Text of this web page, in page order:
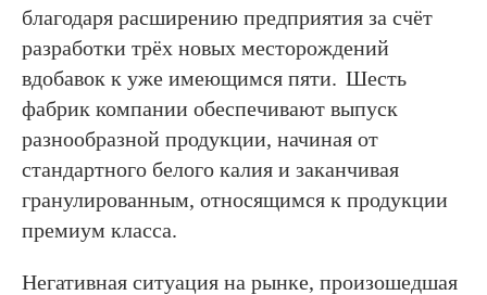
благодаря расширению предприятия за счёт
разработки трёх новых месторождений
вдобавок к уже имеющимся пяти. Шесть
фабрик компании обеспечивают выпуск
разнообразной продукции, начиная от
стандартного белого калия и заканчивая
гранулированным, относящимся к продукции
премиум класса.
Негативная ситуация на рынке, произошедшая